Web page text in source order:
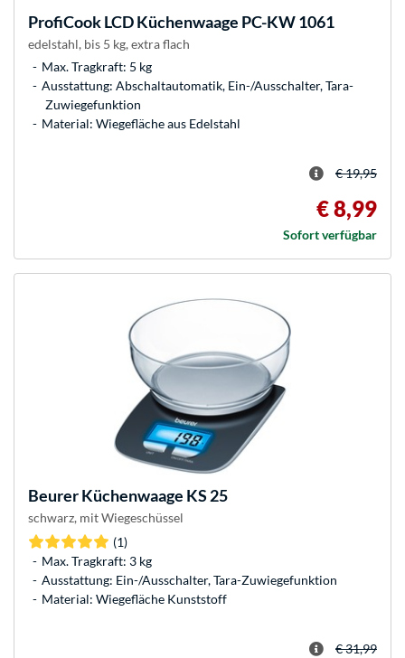
ProfiCookLCD Küchenwaage PC-KW 1061
edelstahl, bis 5 kg, extra flach
Max. Tragkraft: 5 kg
Ausstattung: Abschaltautomatik, Ein-/Ausschalter, Tara-
Zuwiegefunktion
Material: Wiegefläche aus Edelstahl
€ 19,95
€ 8,99
Sofort verfügbar
BeurerKüchenwaage KS 25
schwarz, mit Wiegeschüssel
(1)
Max. Tragkraft: 3 kg
Ausstattung: Ein-/Ausschalter, Tara-Zuwiegefunktion
Material: Wiegefläche Kunststoff
€ 31,99